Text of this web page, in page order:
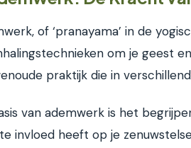
of ‘pranayama’ in de
om je geest
praktijk die in
van ademwerk is het
invloed heeft op je